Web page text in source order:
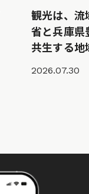
観光は、流
省と兵庫県
共生する地
2026.07.30